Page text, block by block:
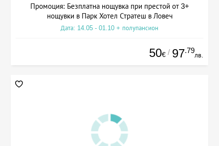
Промоция: Безплатна нощувка при престой от 3+
нощувки в Парк Хотел Стратеш в Ловеч
Дата: 14.05 - 01.10 + полупансион
50€ / 97.79
лв.